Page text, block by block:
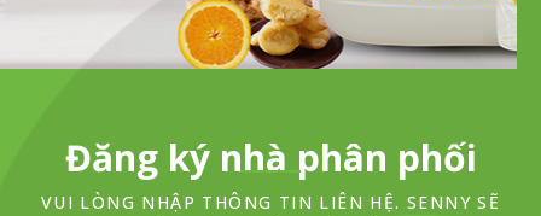
Đăng ký nhà phân phối
VUI LÒNG NHẬP THÔNG TIN LIÊN HỆ. SENNY SẼ